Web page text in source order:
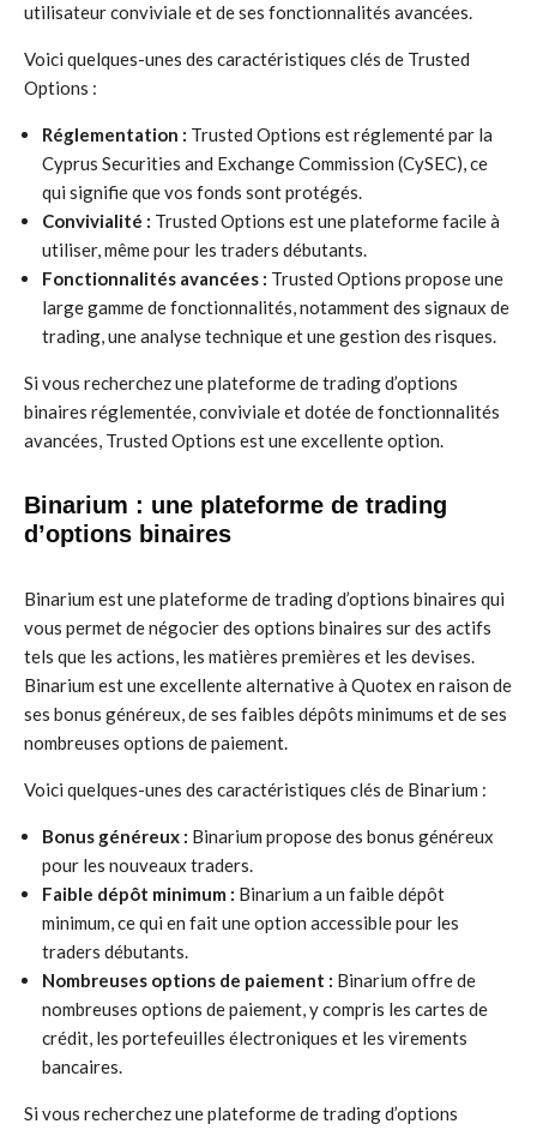
utilisateur conviviale et de ses fonctionnalités avancées.
Voici quelques-unes des caractéristiques clés de Trusted
Options :
Réglementation : Trusted Options est réglementé par la
Cyprus Securities and Exchange Commission (CySEC), ce
qui signifie que vos fonds sont protégés.
Convivialité : Trusted Options est une plateforme facile à
utiliser, même pour les traders débutants.
Fonctionnalités avancées : Trusted Options propose une
large gamme de fonctionnalités, notamment des signaux de
trading, une analyse technique et une gestion des risques.
Si vous recherchez une plateforme de trading d’options
binaires réglementée, conviviale et dotée de fonctionnalités
avancées, Trusted Options est une excellente option.
Binarium : une plateforme de trading
d’options binaires
Binarium est une plateforme de trading d’options binaires qui
vous permet de négocier des options binaires sur des actifs
tels que les actions, les matières premières et les devises.
Binarium est une excellente alternative à Quotex en raison de
ses bonus généreux, de ses faibles dépôts minimums et de ses
nombreuses options de paiement.
Voici quelques-unes des caractéristiques clés de Binarium :
Bonus généreux : Binarium propose des bonus généreux
pour les nouveaux traders.
Faible dépôt minimum : Binarium a un faible dépôt
minimum, ce qui en fait une option accessible pour les
traders débutants.
Nombreuses options de paiement : Binarium offre de
nombreuses options de paiement, y compris les cartes de
crédit, les portefeuilles électroniques et les virements
bancaires.
Si vous recherchez une plateforme de trading d’options